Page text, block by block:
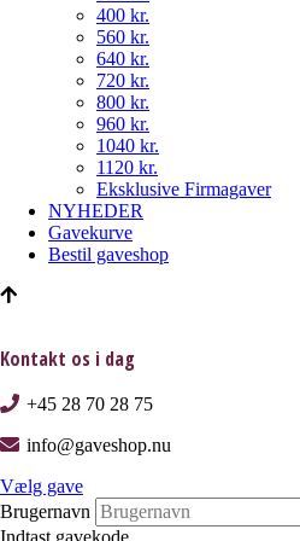
400 kr.
560 kr.
640 kr.
720 kr.
800 kr.
960 kr.
1040 kr.
1120 kr.
Eksklusive Firmagaver
NYHEDER
Gavekurve
Bestil gaveshop
Kontakt os i dag
+45 28 70 28 75
info@gaveshop.nu
Vælg gave
Brugernavn